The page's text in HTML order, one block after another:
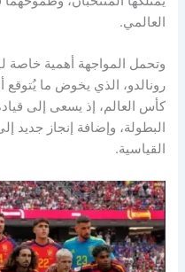
العالمي.
وتحمل المواجهة أهمية خاصة
رونالدو، الذي يخوض ما
كأس العالم، إذ يسعى إلى
البطولة، وإضافة إنجاز جديد
القياسية.